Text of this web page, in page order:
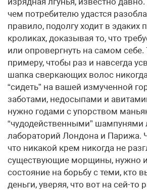
чем потребителю удастся
правило, подолгу ходит в эдаких
кроликах, доказывая то, что
или опровергнуть на самом себе.
примеру, чтобы раз и навсегда
шапка сверкающих волос
“сидеть” на вашей измученной
заботами, недосыпами и
нужно годами с упорством
“чудодейственными” шампунями
лабораторий Лондона и Парижа.
что никакой крем никогда не
существующие морщины, нужно
состояние на борьбу с теми, кто
деньги, уверяя, что вот на сей-то